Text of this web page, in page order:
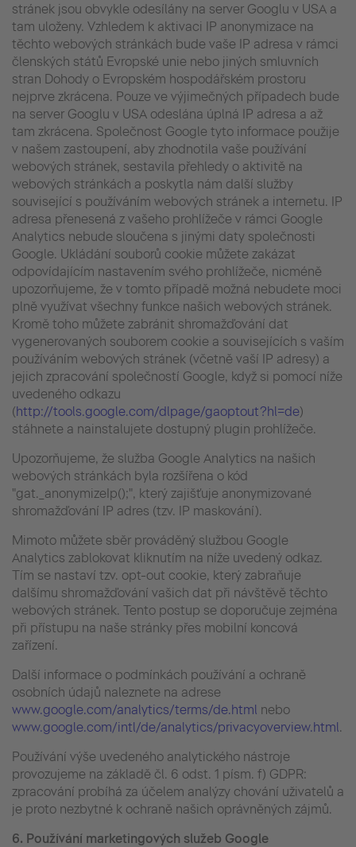
stránek jsou obvykle odesílány na server Googlu v USA a
tam uloženy. Vzhledem k aktivaci IP anonymizace na
těchto webových stránkách bude vaše IP adresa v rámci
členských států Evropské unie nebo jiných smluvních
stran Dohody o Evropském hospodářském prostoru
nejprve zkrácena. Pouze ve výjimečných případech bude
na server Googlu v USA odeslána úplná IP adresa a až
tam zkrácena. Společnost Google tyto informace použije
v našem zastoupení, aby zhodnotila vaše používání
webových stránek, sestavila přehledy o aktivitě na
webových stránkách a poskytla nám další služby
související s používáním webových stránek a internetu. IP
adresa přenesená z vašeho prohlížeče v rámci Google
Analytics nebude sloučena s jinými daty společnosti
Google. Ukládání souborů cookie můžete zakázat
odpovídajícím nastavením svého prohlížeče, nicméně
upozorňujeme, že v tomto případě možná nebudete moci
plně využívat všechny funkce našich webových stránek.
Kromě toho můžete zabránit shromažďování dat
vygenerovaných souborem cookie a souvisejících s vaším
používáním webových stránek (včetně vaší IP adresy) a
jejich zpracování společností Google, když si pomocí níže
uvedeného odkazu
(http://tools.google.com/dlpage/gaoptout?hl=de)
stáhnete a nainstalujete dostupný plugin prohlížeče.
Upozorňujeme, že služba Google Analytics na našich
webových stránkách byla rozšířena o kód
"gat._anonymizeIp();", který zajišťuje anonymizované
shromažďování IP adres (tzv. IP maskování).
Mimoto můžete sběr prováděný službou Google
Analytics zablokovat kliknutím na níže uvedený odkaz.
Tím se nastaví tzv. opt-out cookie, který zabraňuje
dalšímu shromažďování vašich dat při návštěvě těchto
webových stránek. Tento postup se doporučuje zejména
při přístupu na naše stránky přes mobilní koncová
zařízení.
Další informace o podmínkách používání a ochraně
osobních údajů naleznete na adrese
www.google.com/analytics/terms/de.html nebo
www.google.com/intl/de/analytics/privacyoverview.html.
Používání výše uvedeného analytického nástroje
provozujeme na základě čl. 6 odst. 1 písm. f) GDPR:
zpracování probíhá za účelem analýzy chování uživatelů a
je proto nezbytné k ochraně našich oprávněných zájmů.
6. Používání marketingových služeb Google